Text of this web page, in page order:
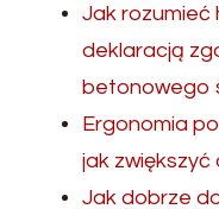
Jak rozumieć
deklaracją
betonowego
Ergonomia
jak
Jak dobrze